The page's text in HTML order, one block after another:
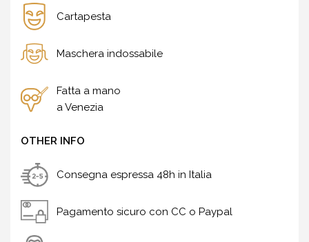
Cartapesta
Maschera indossabile
Fatta a mano
a Venezia
OTHER INFO
Consegna espressa 48h in Italia
Pagamento sicuro con CC o Paypal